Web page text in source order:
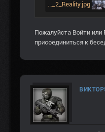
..._2_Reality.jpg
Пожалуйста Войти или
присоединиться к